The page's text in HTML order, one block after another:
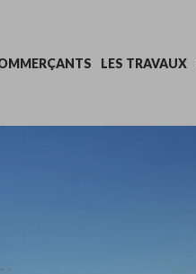
LES TRAVAUX